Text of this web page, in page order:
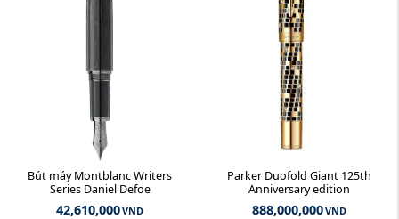
Bút máy Montblanc Writers
Series Daniel Defoe
42,610,000VND
Parker Duofold Giant 125th
Anniversary edition
888,000,000VND